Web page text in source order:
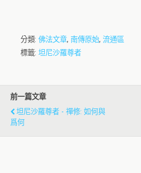
分類: 佛法文章, 南傳原始, 流通區
標籤: 坦尼沙羅尊者
前一篇文章
坦尼沙羅尊者 - 禪修: 如何與
爲何